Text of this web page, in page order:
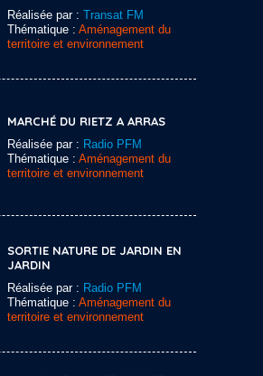
Réalisée par : Transat FM
Thématique : Aménagement du
territoire et environnement
MARCHÉ DU RIETZ A ARRAS
Réalisée par : Radio PFM
Thématique : Aménagement du
territoire et environnement
SORTIE NATURE DE JARDIN EN
JARDIN
Réalisée par : Radio PFM
Thématique : Aménagement du
territoire et environnement